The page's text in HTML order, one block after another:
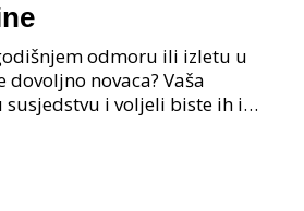
odmoru ili izletu u
novaca? Vaša
i voljeli biste ih ići